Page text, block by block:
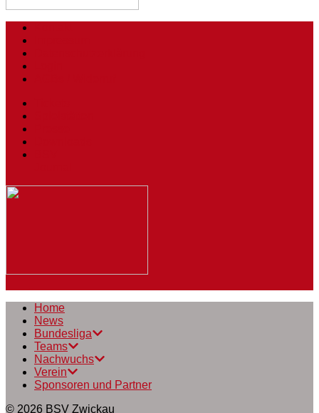
Home
News
Bundesliga
Teams
Nachwuchs
Verein
Sponsoren und Partner
© 2026 BSV Zwickau